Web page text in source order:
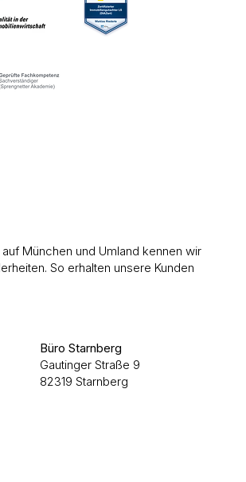
München und Umland kennen wir
So erhalten unsere Kunden
Büro Starnberg
Gautinger Straße 9
82319 Starnberg